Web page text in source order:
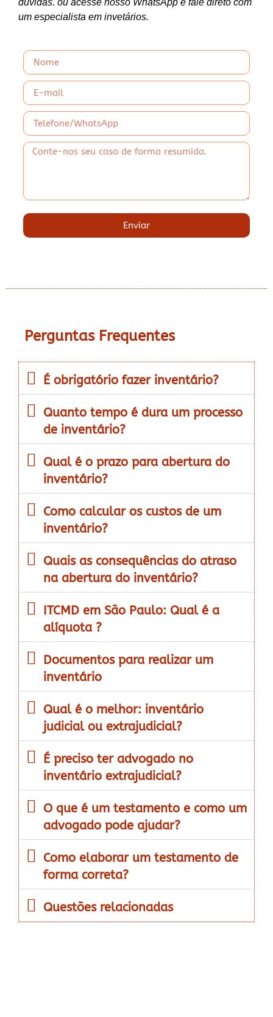
dúvidas. ou acesse nosso WhatsApp e fale direto com
um especialista em invetários.
Enviar
Perguntas Frequentes
É obrigatório fazer inventário?
Quanto tempo é dura um processo
de inventário?
Qual é o prazo para abertura do
inventário?
Como calcular os custos de um
inventário?
Quais as consequências do atraso
na abertura do inventário?
ITCMD em São Paulo: Qual é a
alíquota ?
Documentos para realizar um
inventário
Qual é o melhor: inventário
judicial ou extrajudicial?
É preciso ter advogado no
inventário extrajudicial?
O que é um testamento e como um
advogado pode ajudar?
Como elaborar um testamento de
forma correta?
Questões relacionadas